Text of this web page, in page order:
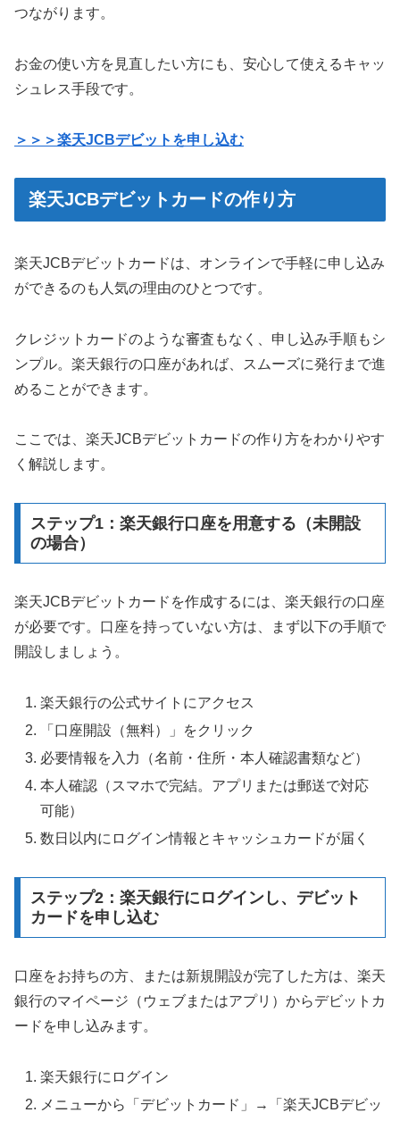
つながります。
お金の使い方を見直したい方にも、安心して使えるキャッ
シュレス手段です。
＞＞＞楽天JCBデビットを申し込む
楽天JCBデビットカードの作り方
楽天JCBデビットカードは、オンラインで手軽に申し込み
ができるのも人気の理由のひとつです。
クレジットカードのような審査もなく、申し込み手順もシ
ンプル。楽天銀行の口座があれば、スムーズに発行まで進
めることができます。
ここでは、楽天JCBデビットカードの作り方をわかりやす
く解説します。
ステップ1：楽天銀行口座を用意する（未開設
の場合）
楽天JCBデビットカードを作成するには、楽天銀行の口座
が必要です。口座を持っていない方は、まず以下の手順で
開設しましょう。
楽天銀行の公式サイトにアクセス
「口座開設（無料）」をクリック
必要情報を入力（名前・住所・本人確認書類など）
本人確認（スマホで完結。アプリまたは郵送で対応
可能）
数日以内にログイン情報とキャッシュカードが届く
ステップ2：楽天銀行にログインし、デビット
カードを申し込む
口座をお持ちの方、または新規開設が完了した方は、楽天
銀行のマイページ（ウェブまたはアプリ）からデビットカ
ードを申し込みます。
楽天銀行にログイン
メニューから「デビットカード」→「楽天JCBデビッ